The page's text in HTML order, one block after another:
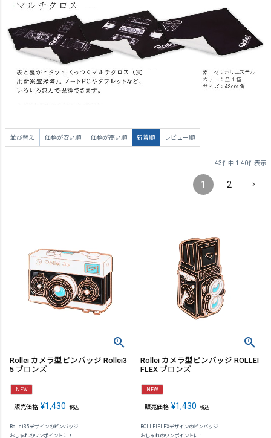
並び替え 価格が安い順 価格が高い順 新着順 レビュー順
43件中 1 -40件表示
1 2
Rollei カメラ型ピンバッジ Rollei3
5 ブロンズ
NEW
販売価格 ¥1,430 税込
Rollei35デザインのピンバッジ
おしゃれのワンポイントに！
Rollei カメラ型ピンバッジ ROLLEI
FLEX ブロンズ
NEW
販売価格 ¥1,430 税込
ROLLEIFLEXデザインのピンバッジ
おしゃれのワンポイントに！